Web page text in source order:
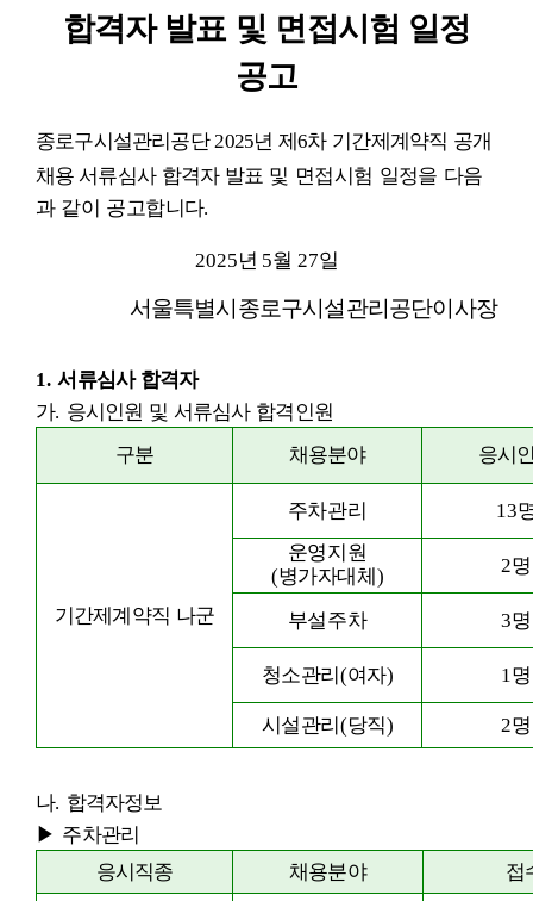
합격자 발표 및 면접시험 일정
공고
종로구시설관리공단2025년 제6차 기간제계약직 공개
채용 서류심사 합격자 발표 및 면접시험 일정을 다음
과 같이 공고합니다.
2025년 5월27일
서울특별시종로구시설관리공단이사장
1.서류심사 합격자
가. 응시인원 및 서류심사 합격인원
구분
채용분야 응시
기간제계약직 나군
주차관리 13
운영지원
(병가자대체) 2명
부설주차 3명
청소관리(여자) 1명
시설관리(당직) 2명
나. 합격자정보
▶ 주차관리
응시직종
채용분야 접